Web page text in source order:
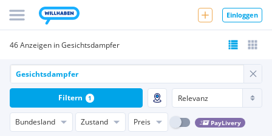
Einloggen
46 Anzeigen in Gesichtsdampfer
Bundesland Zustand Preis PayLivery
Filtern 1